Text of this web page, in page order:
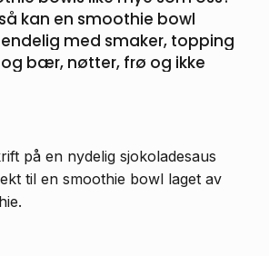
så kan en smoothie bowl
med smaker, topping
og bær, nøtter, frø og ikke
på en nydelig sjokoladesaus
til en smoothie bowl laget av